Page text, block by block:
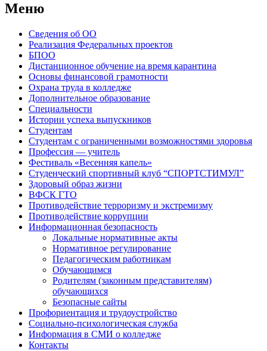
Меню
Сведения об ОО
Реализация Федеральных проектов
БПОО
Дистанционное обучение на время карантина
Основы финансовой грамотности
Охрана труда в колледже
Дополнительное образование
Специальности
Истории успеха выпускников
Студентам
Студентам с ограниченными возможностями здоровья
Профессия — учитель
Фестиваль «Весенняя капель»
Студенческий спортивный клуб “СПОРТСТИМУЛ”
Здоровый образ жизни
ВФСК ГТО
Противодействие терроризму и экстремизму
Противодействие коррупции
Информационная безопасность
Локальные нормативные акты
Нормативное регулирование
Педагогическим работникам
Обучающимся
Родителям (законным представителям)
обучающихся
Безопасные сайты
Профориентация и трудоустройство
Социально-психологическая служба
Информация в СМИ о колледже
Контакты